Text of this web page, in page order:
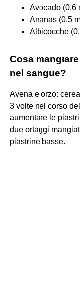
Avocado (0,6
Ananas (0,5
Albicocche
Cosa
nel sangue?
Avena e orzo:
3 volte nel corso
aumentare le
due ortaggi
piastrine basse.